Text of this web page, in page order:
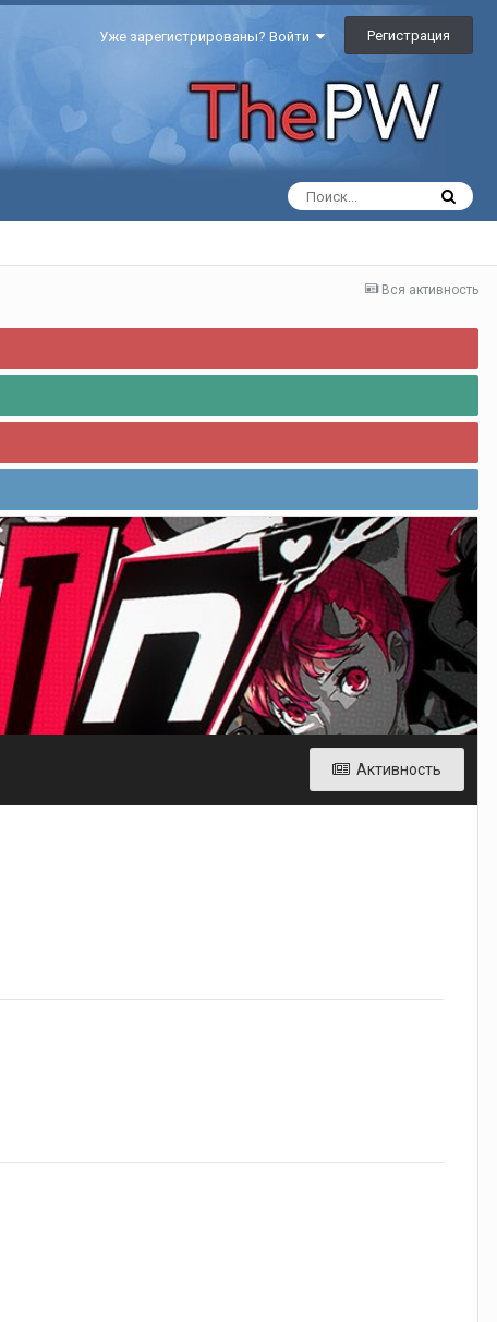
Уже зарегистрированы? Войти Регистрация
Вся активность
Активность